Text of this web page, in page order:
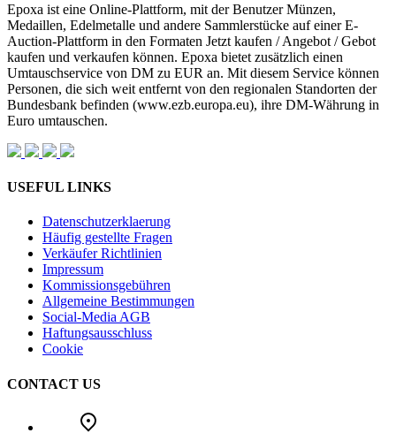
Epoxa ist eine Online-Plattform, mit der Benutzer Münzen,
Medaillen, Edelmetalle und andere Sammlerstücke auf einer E-
Auction-Plattform in den Formaten Jetzt kaufen / Angebot / Gebot
kaufen und verkaufen können. Epoxa bietet zusätzlich einen
Umtauschservice von DM zu EUR an. Mit diesem Service können
Personen, die sich weit entfernt von den regionalen Standorten der
Bundesbank befinden (www.ezb.europa.eu), ihre DM-Währung in
Euro umtauschen.
USEFUL LINKS
Datenschutzerklaerung
Häufig gestellte Fragen
Verkäufer Richtlinien
Impressum
Kommissionsgebühren
Allgemeine Bestimmungen
Social-Media AGB
Haftungsausschluss
Cookie
CONTACT US